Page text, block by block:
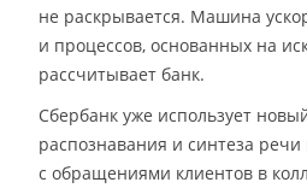
не раскрывается. Машина
и процессов, основанных на
рассчитывает банк.
Сбербанк уже использует
распознавания и синтеза речи
с обращениями клиентов в